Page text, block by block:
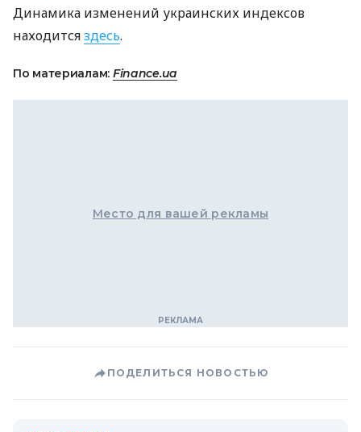
Динамика изменений украинских индексов
находитсяздесь.
По материалам: Finance.ua
Место для вашей рекламы
ПОДЕЛИТЬСЯ НОВОСТЬЮ